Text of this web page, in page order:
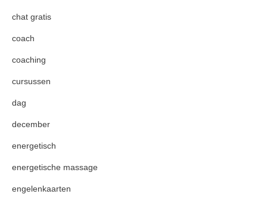
chat gratis
coach
coaching
cursussen
dag
december
energetisch
energetische massage
engelenkaarten